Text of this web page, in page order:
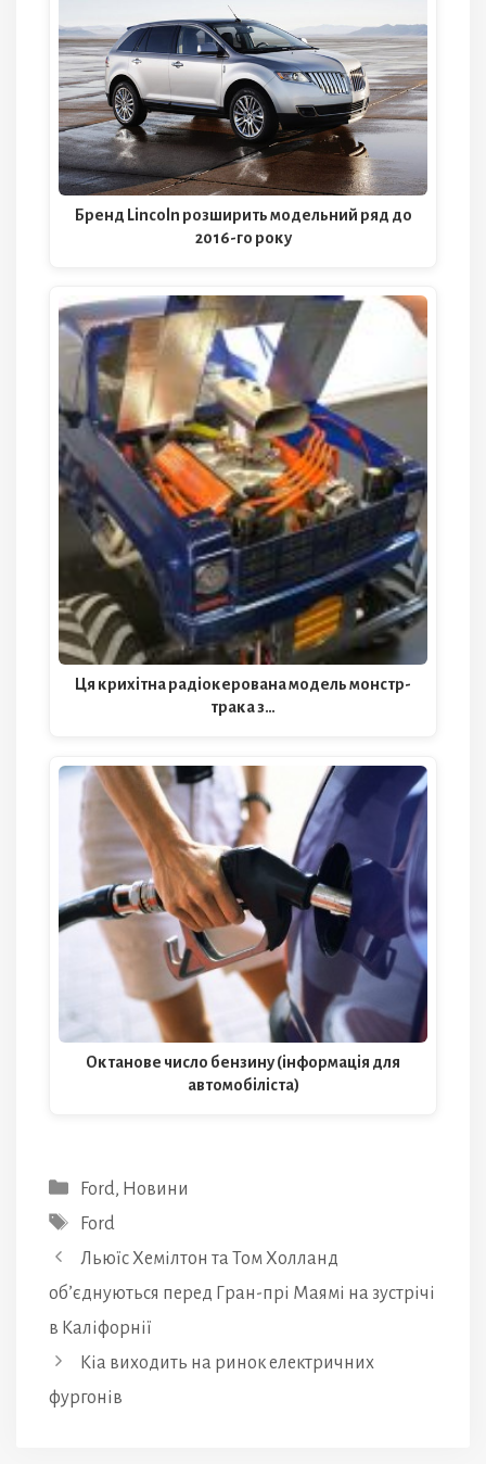
Бренд Lincoln розширить модельний ряд до
2016-го року
Ця крихітна радіокерована модель монстр-
трака з…
Октанове число бензину (інформація для
автомобіліста)
Категорії
Ford, Новини
Позначки
Ford
Льюїс Хемілтон та Том Холланд
об’єднуються перед Гран-прі Маямі на зустрічі
в Каліфорнії
Kia виходить на ринок електричних
фургонів